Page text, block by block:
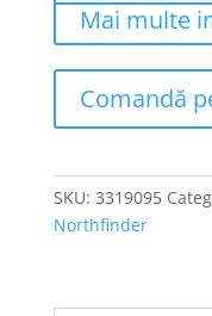
Mai multe
Comandă
SKU: 3319095
Northfinder